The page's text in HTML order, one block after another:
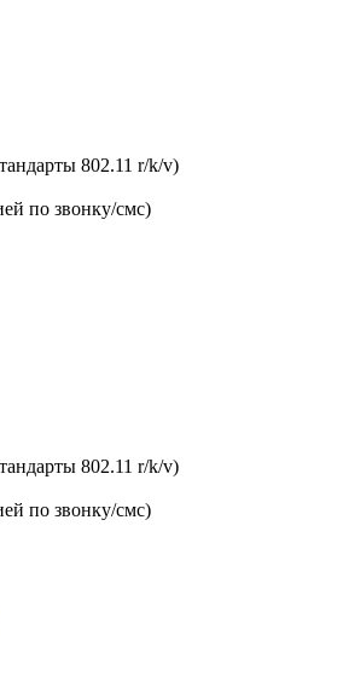
802.11 r/k/v)
по звонку/смс)
802.11 r/k/v)
по звонку/смс)